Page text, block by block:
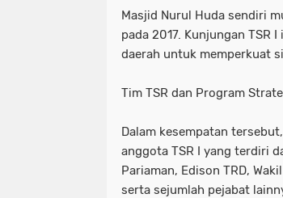
Masjid Nurul Huda sendiri
pada 2017. Kunjungan TSR
daerah untuk memperkuat
Tim TSR dan Program
Dalam kesempatan
anggota TSR I yang terdiri
Pariaman, Edison TRD,
serta sejumlah pejabat